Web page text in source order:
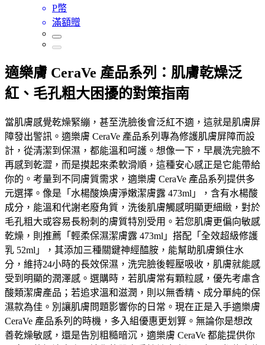
P幣
滿額贈
適樂膚 CeraVe 產品系列：肌膚乾燥泛
紅、毛孔粗大困擾的對策指南
當肌膚感覺乾燥緊繃，甚至洗臉後會泛紅不適，這就是肌膚屏
障發出警訊。適樂膚 CeraVe 產品系列專為修護肌膚屏障而設
計，從清潔到保濕，都能溫和呵護。想像一下，早晨洗完臉不
再感到乾澀，而是摸起來柔軟滑順，這種安心感正是它能帶給
你的。考量到不同膚質需求，適樂膚 CeraVe 產品系列提供多
元選擇。像是「水楊酸煥膚淨嫩潔膚露 473ml」，含有水楊酸
成分，能溫和代謝老廢角質，洗後肌膚觸感明顯更細緻，對於
毛孔粗大或容易長粉刺的膚質特別受用。若您肌膚更偏向敏感
乾燥，則推薦「輕柔保濕潔膚露 473ml」搭配「全效超級修護
乳 52ml」，其添加三種關鍵神經醯胺，能幫助肌膚鎖住水
分，維持24小時的長效保濕，洗完臉後輕壓吸收，肌膚就能感
受到明顯的潤澤感。選購時，若肌膚常有顆粒感，優先考慮含
酸類潔膚產品；若追求溫和滋潤，則以無香精、成分單純的保
濕款為佳。別讓肌膚問題影響你的日常。現在正是入手適樂膚
CeraVe 產品系列的時機，多入組優惠更划算。無論你是想改
善乾燥敏感，還是告別粗糙暗沉，適樂膚 CeraVe 都能提供你